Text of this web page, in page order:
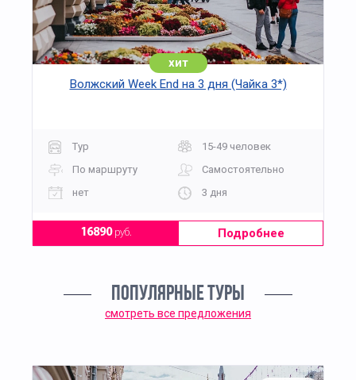
хит
Волжский Week End на 3 дня (Чайка 3*)
Тур
15-49 человек
По маршруту
Самостоятельно
нет
3 дня
16890руб. Подробнее
ПОПУЛЯРНЫЕ ТУРЫ
смотреть все предложения